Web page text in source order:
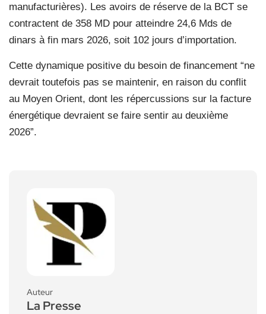
manufacturières). Les avoirs de réserve de la BCT se
contractent de 358 MD pour atteindre 24,6 Mds de
dinars à fin mars 2026, soit 102 jours d’importation.
Cette dynamique positive du besoin de financement “ne
devrait toutefois pas se maintenir, en raison du conflit
au Moyen Orient, dont les répercussions sur la facture
énergétique devraient se faire sentir au deuxième
2026”.
Auteur
La Presse